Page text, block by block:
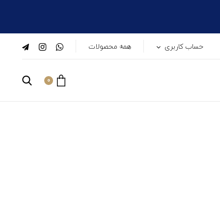
حساب کاربری همه محصولات
0